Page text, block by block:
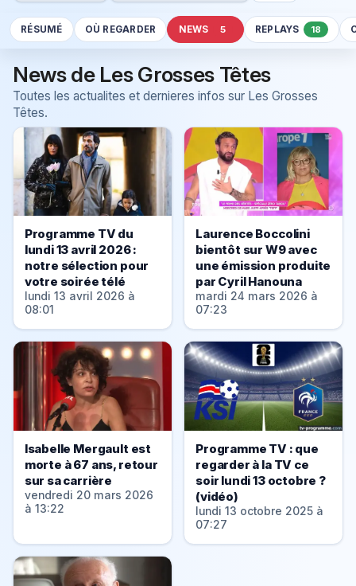
RÉSUMÉ OÙ REGARDER NEWS 5 REPLAYS 18
News de Les Grosses Têtes
Toutes les actualites et dernieres infos sur Les Grosses
Têtes.
Programme TV du
lundi 13 avril 2026 :
notre sélection pour
votre soirée télé
lundi 13 avril 2026 à
08:01
Laurence Boccolini
bientôt sur W9 avec
une émission produite
par Cyril Hanouna
mardi 24 mars 2026 à
07:23
Isabelle Mergault est
morte à 67 ans, retour
sur sa carrière
vendredi 20 mars 2026
à 13:22
Programme TV : que
regarder à la TV ce
soir lundi 13 octobre ?
(vidéo)
lundi 13 octobre 2025 à
07:27